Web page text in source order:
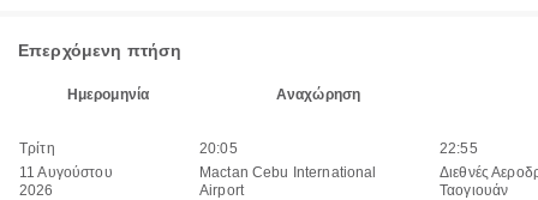
Επερχόμενη πτήση
Ημερομηνία Αναχώρηση
Τρίτη
11 Αυγούστου
2026
20:05
Mactan Cebu International
Airport
22:55
Διεθνές
Ταογιουάν